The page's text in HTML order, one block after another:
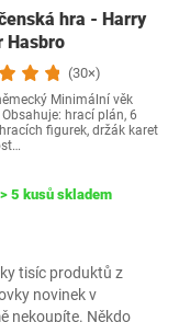
tisíc produktů z
novinek v
nekoupíte. Někdo
hra - Harry
Hasbro
(30×)
Minimální věk
Obsahuje: hrací plán, 6
figurek, držák karet
> 5 kusů skladem